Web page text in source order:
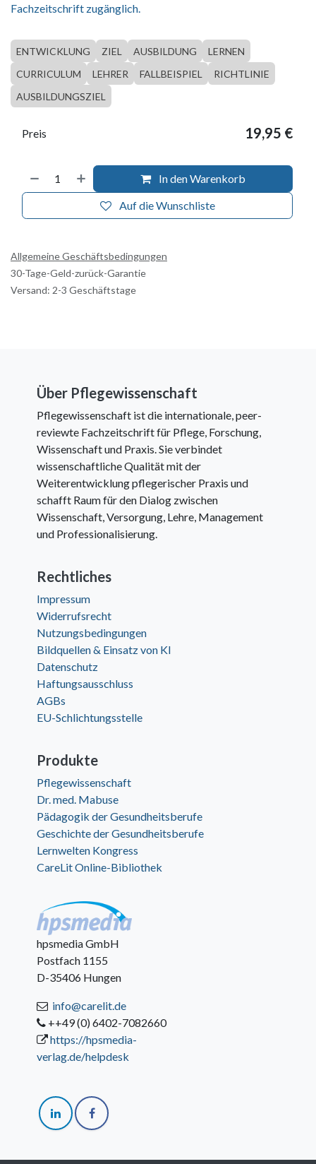
Fachzeitschrift zugänglich.
ENTWICKLUNG ZIEL AUSBILDUNG
LERNEN
CURRICULUM
LEHRER FALLBEISPIEL
RICHTLINIE
AUSBILDUNGSZIEL
In den Warenkorb
Auf die Wunschliste
Preis 19,95 €
Allgemeine Geschäftsbedingungen
30-Tage-Geld-zurück-Garantie
Versand: 2-3 Geschäftstage
Über Pflegewissenschaft
Pflegewissenschaft ist die internationale, peer-
reviewte Fachzeitschrift für Pflege, Forschung,
Wissenschaft und Praxis. Sie verbindet
wissenschaftliche Qualität mit der
Weiterentwicklung pflegerischer Praxis und
schafft Raum für den Dialog zwischen
Wissenschaft, Versorgung, Lehre, Management
und Professionalisierung.
Rechtliches
Impressum
Widerrufsrecht
Nutzungsbedingungen
Bildquellen & Einsatz von KI
Datenschutz
Haftungsausschluss
AGBs
EU-Schlichtungsstelle
Produkte
Pflegewissenschaft
Dr. med. Mabuse
Pädagogik der Gesundheitsberufe
Geschichte der Gesundheitsberufe
Lernwelten Kongress
CareLit Online-Bibliothek
hpsmedia GmbH
Postfach 1155
D-35406 Hungen
info@carelit.de
++49 (0) 6402-7082660
https://hpsmedia-
verlag.de/helpdesk